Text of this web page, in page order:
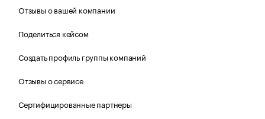
Отзывы о вашей компании
Поделиться кейсом
Создать профиль группы компаний
Отзывы о сервисе
Сертифицированные партнеры